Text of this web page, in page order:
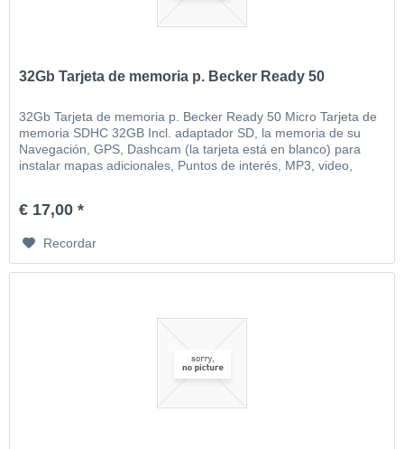
32Gb Tarjeta de memoria p. Becker Ready 50
32Gb Tarjeta de memoria p. Becker Ready 50 Micro Tarjeta de
memoria SDHC 32GB Incl. adaptador SD, la memoria de su
Navegación, GPS, Dashcam (la tarjeta está en blanco) para
instalar mapas adicionales, Puntos de interés, MP3, video,
€ 17,00 *
Recordar